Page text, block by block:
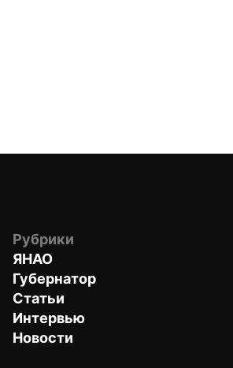
Рубрики
ЯНАО
Губернатор
Статьи
Интервью
Новости